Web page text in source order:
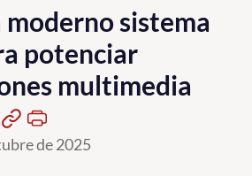
e Innovación sistema
potenciar
multimedia
de 2025